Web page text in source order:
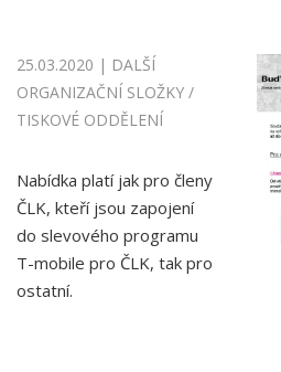
25.03.2020 | DALŠÍ
ORGANIZAČNÍ SLOŽKY /
TISKOVÉ ODDĚLENÍ
Nabídka platí jak pro členy
ČLK, kteří jsou zapojení
do slevového programu
T-mobile pro ČLK, tak pro
ostatní.